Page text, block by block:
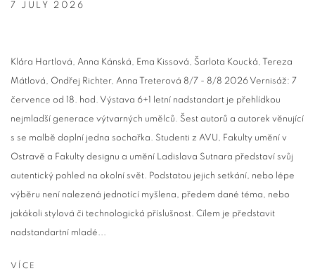
7 JULY 2026
Klára Hartlová, Anna Kánská, Ema Kissová, Šarlota Koucká, Tereza
Mátlová, Ondřej Richter, Anna Treterová 8/7 - 8/8 2026 Vernisáž: 7
července od 18. hod. Výstava 6+1 letní nadstandart je přehlídkou
nejmladší generace výtvarných umělců. Šest autorů a autorek věnující
s se malbě doplní jedna sochařka. Studenti z AVU, Fakulty umění v
Ostravě a Fakulty designu a umění Ladislava Sutnara představí svůj
autentický pohled na okolní svět. Podstatou jejich setkání, nebo lépe
výběru není nalezená jednotící myšlena, předem dané téma, nebo
jakákoli stylová či technologická příslušnost. Cílem je představit
nadstandartní mladé...
VÍCE